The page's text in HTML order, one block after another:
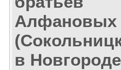
Алфановых
в Новгороде